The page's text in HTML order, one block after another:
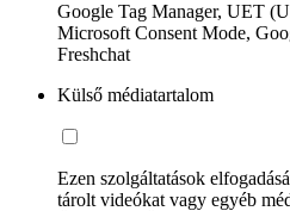
Google Tag Manager, UET
Microsoft Consent Mode,
Freshchat
Külső médiatartalom
Ezen szolgáltatások
tárolt videókat vagy egyéb